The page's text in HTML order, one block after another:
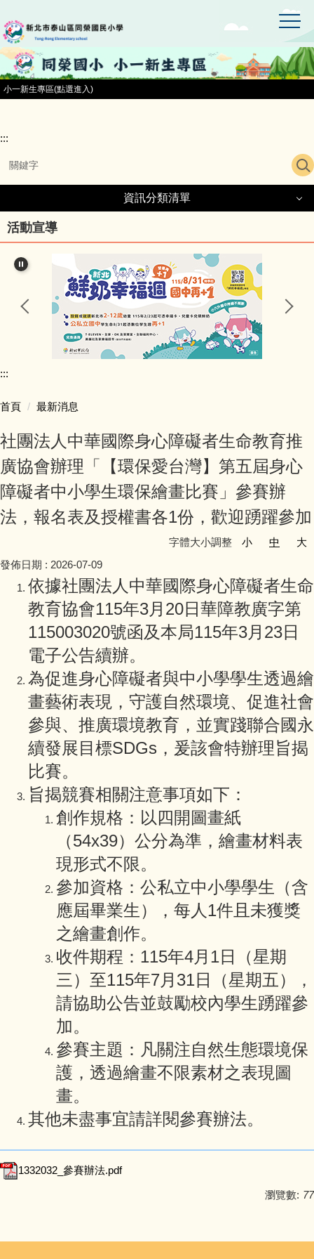
到
主
要
內
容
區
小一新生專區(點選進入)
:::
資訊分類清單
資訊分類清單
同榮國小首頁
小一新生專區
行政團隊介紹
學校行事簡曆
學校簡介
公開授課專區
公職人員利益迴避專區
會計資訊公開
校園宣導訊息
校園填報
活動宣導
:::
首頁 最新消息
社團法人中華國際身心障礙者生命教育推
廣協會辦理「【環保愛台灣】第五屆身心
障礙者中小學生環保繪畫比賽」參賽辦
法，報名表及授權書各1份，歡迎踴躍參加
字體大小調整 小 中
大
發佈日期 : 2026-07-09
依據社團法人中華國際身心障礙者生命
教育協會115年3月20日華障教廣字第
115003020號函及本局115年3月23日
電子公告續辦。
為促進身心障礙者與中小學學生透過繪
畫藝術表現，守護自然環境、促進社會
參與、推廣環境教育，並實踐聯合國永
續發展目標SDGs，爰該會特辦理旨揭
比賽。
旨揭競賽相關注意事項如下：
創作規格：以四開圖畫紙
（54x39）公分為準，繪畫材料表
現形式不限。
參加資格：公私立中小學學生（含
應屆畢業生），每人1件且未獲獎
之繪畫創作。
收件期程：115年4月1日（星期
三）至115年7月31日（星期五），
請協助公告並鼓勵校內學生踴躍參
加。
參賽主題：凡關注自然生態環境保
護，透過繪畫不限素材之表現圖
畫。
其他未盡事宜請詳閱參賽辦法。
1332032_參賽辦法.pdf
瀏覽數: 77